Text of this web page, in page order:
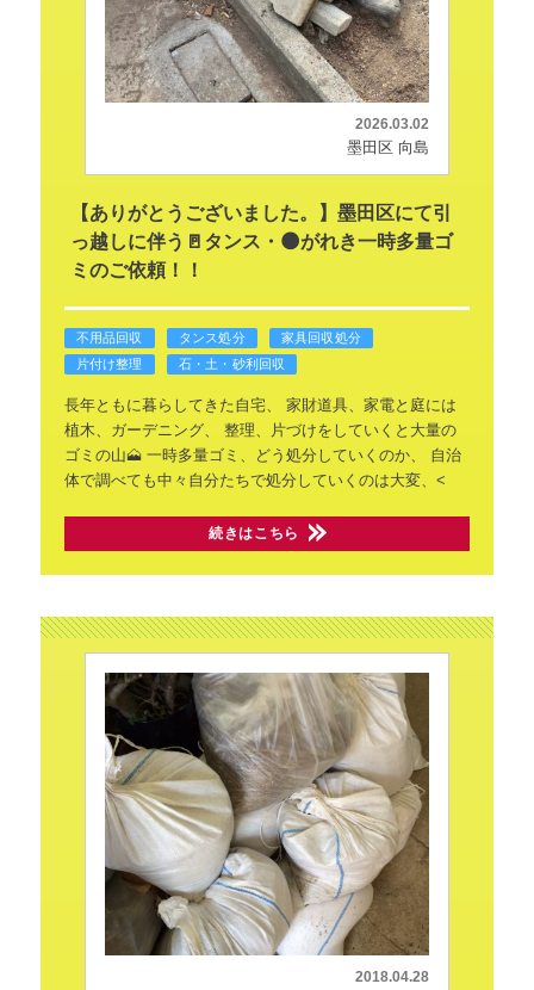
2026.03.02
墨田区 向島
【ありがとうございました。】墨田区にて引
っ越しに伴う🚪タンス・🌑がれき一時多量ゴ
ミのご依頼！！
不用品回収 タンス処分
家具回収処分
片付け整理
石・土・砂利回収
長年ともに暮らしてきた自宅、
家財道具、家電と庭には
植木、ガーデニング、
整理、片づけをしていくと大量の
ゴミの山🗻 一時多量ゴミ、どう処分していくのか、
自治
体で調べても中々自分たちで処分していくのは大変、<
続きはこちら
2018.04.28